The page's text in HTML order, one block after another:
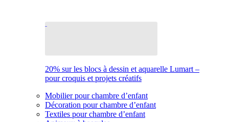
20% sur les blocs à dessin et aquarelle Lumart –
pour croquis et projets créatifs
Mobilier pour chambre d’enfant
Décoration pour chambre d’enfant
Textiles pour chambre d’enfant